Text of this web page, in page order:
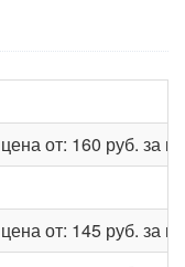
цена от: 160 руб. за кг
цена от: 145 руб. за кг